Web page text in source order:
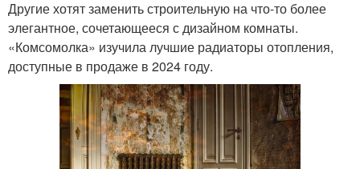
Другие хотят заменить строительную на что-то более
элегантное, сочетающееся с дизайном комнаты.
«Комсомолка» изучила лучшие радиаторы отопления,
доступные в продаже в 2024 году.